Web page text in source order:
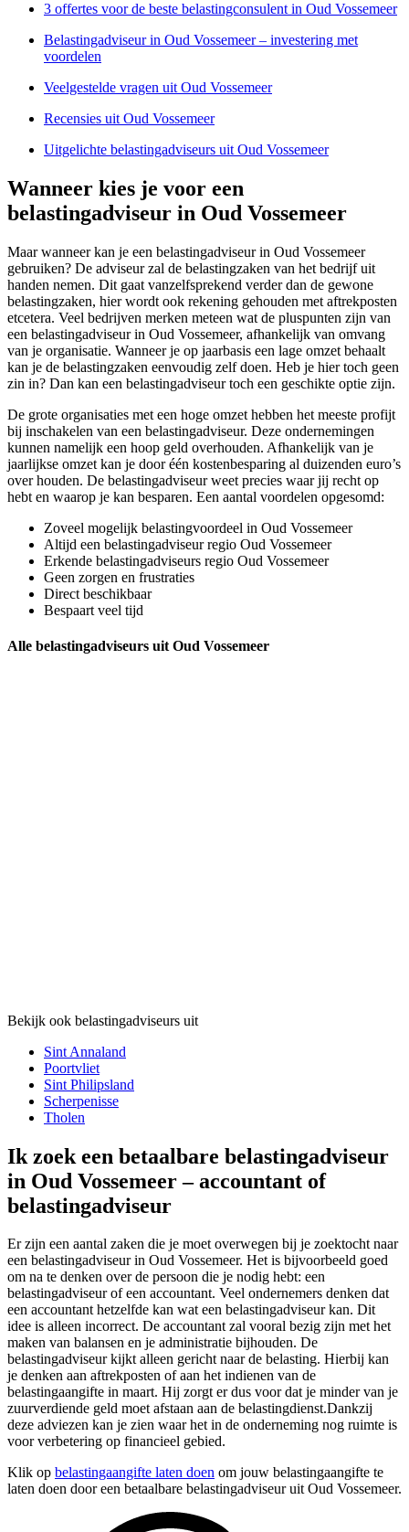
3 offertes voor de beste belastingconsulent in Oud Vossemeer
Belastingadviseur in Oud Vossemeer – investering met
voordelen
Veelgestelde vragen uit Oud Vossemeer
Recensies uit Oud Vossemeer
Uitgelichte belastingadviseurs uit Oud Vossemeer
Wanneer kies je voor een
belastingadviseur in Oud Vossemeer
Maar wanneer kan je een belastingadviseur in Oud Vossemeer
gebruiken? De adviseur zal de belastingzaken van het bedrijf uit
handen nemen. Dit gaat vanzelfsprekend verder dan de gewone
belastingzaken, hier wordt ook rekening gehouden met aftrekposten
etcetera. Veel bedrijven merken meteen wat de pluspunten zijn van
een belastingadviseur in Oud Vossemeer, afhankelijk van omvang
van je organisatie. Wanneer je op jaarbasis een lage omzet behaalt
kan je de belastingzaken eenvoudig zelf doen. Heb je hier toch geen
zin in? Dan kan een belastingadviseur toch een geschikte optie zijn.
De grote organisaties met een hoge omzet hebben het meeste profijt
bij inschakelen van een belastingadviseur. Deze ondernemingen
kunnen namelijk een hoop geld overhouden. Afhankelijk van je
jaarlijkse omzet kan je door één kostenbesparing al duizenden euro’s
over houden. De belastingadviseur weet precies waar jij recht op
hebt en waarop je kan besparen. Een aantal voordelen opgesomd:
Zoveel mogelijk belastingvoordeel in Oud Vossemeer
Altijd een belastingadviseur regio Oud Vossemeer
Erkende belastingadviseurs regio Oud Vossemeer
Geen zorgen en frustraties
Direct beschikbaar
Bespaart veel tijd
Alle belastingadviseurs uit Oud Vossemeer
Bekijk ook belastingadviseurs uit
Sint Annaland
Poortvliet
Sint Philipsland
Scherpenisse
Tholen
Ik zoek een betaalbare belastingadviseur
in Oud Vossemeer – accountant of
belastingadviseur
Er zijn een aantal zaken die je moet overwegen bij je zoektocht naar
een belastingadviseur in Oud Vossemeer. Het is bijvoorbeeld goed
om na te denken over de persoon die je nodig hebt: een
belastingadviseur of een accountant. Veel ondernemers denken dat
een accountant hetzelfde kan wat een belastingadviseur kan. Dit
idee is alleen incorrect. De accountant zal vooral bezig zijn met het
maken van balansen en je administratie bijhouden. De
belastingadviseur kijkt alleen gericht naar de belasting. Hierbij kan
je denken aan aftrekposten of aan het indienen van de
belastingaangifte in maart. Hij zorgt er dus voor dat je minder van je
zuurverdiende geld moet afstaan aan de belastingdienst.Dankzij
deze adviezen kan je zien waar het in de onderneming nog ruimte is
voor verbetering op financieel gebied.
Klik op belastingaangifte laten doen om jouw belastingaangifte te
laten doen door een betaalbare belastingadviseur uit Oud Vossemeer.